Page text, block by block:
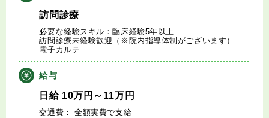
転職成功事例
医師の転職マニュアル
データで見る医師の平均年収
医師に役立つ取材記事
訪問診療
必要な経験スキル：臨床経験5年以上
訪問診療未経験歓迎（※院内指導体制がございます）
電子カルテ
給与
日給10万円 ～11万円
交通費： 全額実費で支給